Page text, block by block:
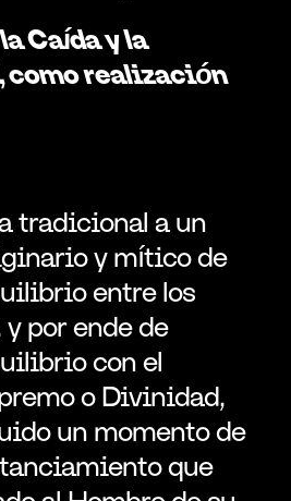
Caída y la
como realización
tradicional a un
y mítico de
entre los
por ende de
con el
o Divinidad,
un momento de
que